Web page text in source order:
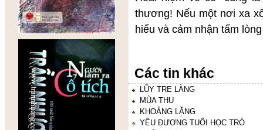
thương! Nếu một nơi xa
hiểu và cảm nhận tấm
Các tin khác
LŨY TRE LÀNG
MÙA THU
KHOẢNG LẶNG
YÊU ĐƯƠNG TUỔI HỌC TRÒ